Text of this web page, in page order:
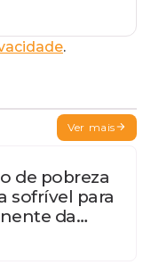
.
Ver mais
de pobreza
sofrível para
da
do Quinto